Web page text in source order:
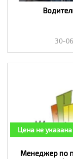
30-
Цена не указана
Менеджер по